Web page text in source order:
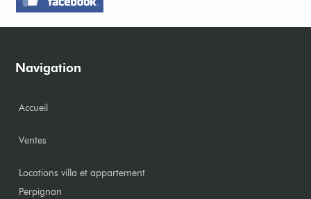
Navigation
Accueil
Ventes
Locations villa et appartement
Perpignan